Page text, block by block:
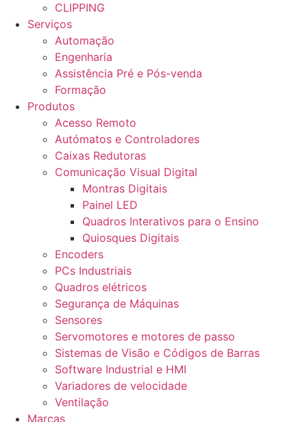
CLIPPING
Serviços
Automação
Engenharia
Assistência Pré e Pós-venda
Formação
Produtos
Acesso Remoto
Autómatos e Controladores
Caixas Redutoras
Comunicação Visual Digital
Montras Digitais
Painel LED
Quadros Interativos para o Ensino
Quiosques Digitais
Encoders
PCs Industriais
Quadros elétricos
Segurança de Máquinas
Sensores
Servomotores e motores de passo
Sistemas de Visão e Códigos de Barras
Software Industrial e HMI
Variadores de velocidade
Ventilação
Marcas